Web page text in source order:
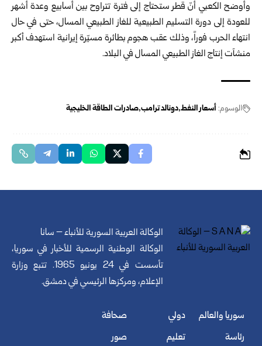
وأوضح الكعبي أنّ قطر ستحتاج إلى فترة تتراوح بين أسابيع وعدة أشهر
للعودة إلى دورة التسليم الطبيعية للغاز الطبيعي المسال، حتى في حال
انتهاء الحرب فوراً، وذلك عقب هجوم بطائرة مسيّرة إيرانية استهدف أكبر
منشآت إنتاج الغاز الطبيعي المسال في البلاد.
الوسوم: أسعار النفط دونالد ترامب صادرات الطاقة الخليجية
الوكالة العربية السورية للأنباء – سانا
الوكالة الوطنية الرسمية للأخبار في سوريا،
تأسست في 24 يونيو 1965. تتبع وزارة
الإعلام، ومركزها الرئيسي في دمشق.
سوريا والعالم
رئاسة
دولي
تعليم
صحافة
صور